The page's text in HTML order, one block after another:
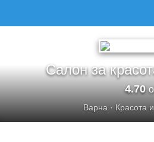
Салон за
4.70
Варна · Красота